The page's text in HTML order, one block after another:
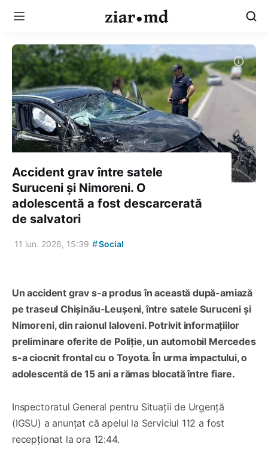
Accident grav între satele
Suruceni și Nimoreni. O
adolescentă a fost descarcerată
de salvatori
11 iun. 2026, 15:39 #Social
Un accident grav s-a produs în această după-amiază
pe traseul Chișinău-Leușeni, între satele Suruceni și
Nimoreni, din raionul Ialoveni. Potrivit informațiilor
preliminare oferite de Poliție, un automobil Mercedes
s-a ciocnit frontal cu o Toyota. În urma impactului, o
adolescentă de 15 ani a rămas blocată între fiare.
Inspectoratul General pentru Situații de Urgență
(IGSU) a anunțat că apelul la Serviciul 112 a fost
recepționat la ora 12:44.